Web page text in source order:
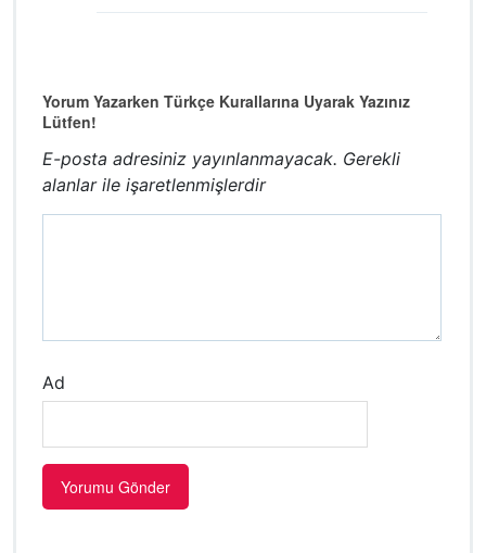
Yorum Yazarken Türkçe Kurallarına Uyarak Yazınız
Lütfen!
E-posta adresiniz yayınlanmayacak. Gerekli
alanlar ile işaretlenmişlerdir
Ad